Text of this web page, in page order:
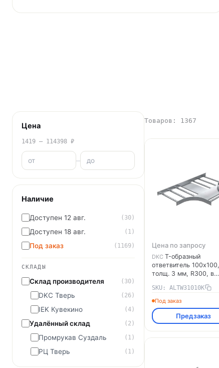
Цена
1419 – 114398 ₽
–
Наличие
Доступен 12 авг. (30)
Доступен 18 авг. (1)
Под заказ (1169)
СКЛАДЫ
Склад производителя (30)
DKC Тверь (26)
IEK Кувекино (4)
Удалённый склад (2)
Промрукав Суздаль (1)
РЦ Тверь (1)
Товаров: 1367
Цена по запросу
DKC T-образный
ответвитель 100х100,
толщ. 3 мм, R300, в
элементами,
необходимыми для
монтажа, алюминий
ALTW31010K DKC
SKU: ALTW31010K
Под заказ
Предзаказ